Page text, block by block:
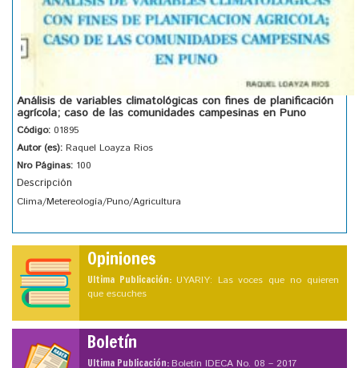
Análisis de variables climatológicas con fines de planificación
agrícola; caso de las comunidades campesinas en Puno
Código: 01895
Autor (es): Raquel Loayza Rios
Nro Páginas: 100
Descripción
Clima/Metereología/Puno/Agricultura
Opiniones
Ultima Publicación: UYARIY: Las voces que no quieren
que escuches
Boletín
Ultima Publicación:Boletín IDECA No. 08 – 2017